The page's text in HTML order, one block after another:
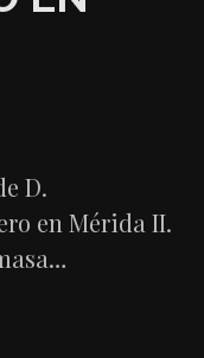
D.
en Mérida II.